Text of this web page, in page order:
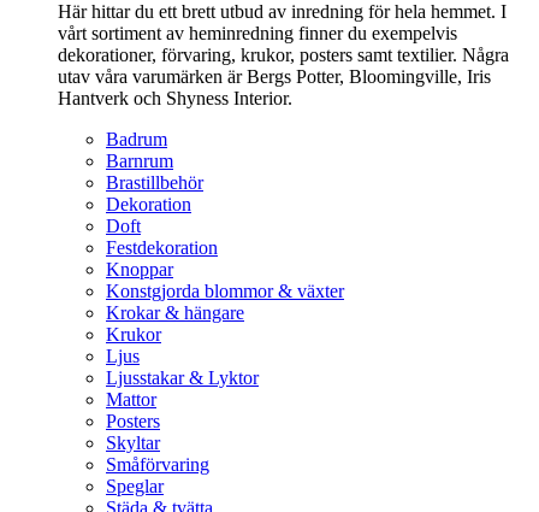
Här hittar du ett brett utbud av inredning för hela hemmet. I
vårt sortiment av heminredning finner du exempelvis
dekorationer, förvaring, krukor, posters samt textilier. Några
utav våra varumärken är Bergs Potter, Bloomingville, Iris
Hantverk och Shyness Interior.
Badrum
Barnrum
Brastillbehör
Dekoration
Doft
Festdekoration
Knoppar
Konstgjorda blommor & växter
Krokar & hängare
Krukor
Ljus
Ljusstakar & Lyktor
Mattor
Posters
Skyltar
Småförvaring
Speglar
Städa & tvätta